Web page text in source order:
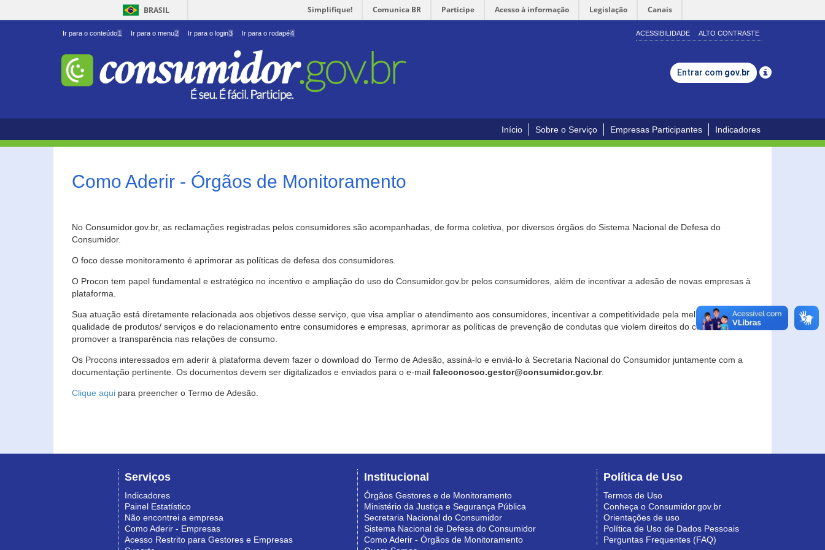
BRASIL Simplifique! Comunica BR Participe Acesso à informação Legislação Canais
Ir para o conteúdo1 Ir para o menu2 Ir para o login3 Ir para o rodapé4 ACESSIBILIDADE ALTO CONTRASTE
Entrar com gov.br
Início Sobre o Serviço Empresas Participantes Indicadores
Como Aderir - Órgãos de Monitoramento
No Consumidor.gov.br, as reclamações registradas pelos consumidores são acompanhadas, de forma coletiva, por diversos órgãos do Sistema Nacional de Defesa do
Consumidor.
O foco desse monitoramento é aprimorar as políticas de defesa dos consumidores.
O Procon tem papel fundamental e estratégico no incentivo e ampliação do uso do Consumidor.gov.br pelos consumidores, além de incentivar a adesão de novas empresas à
plataforma.
Sua atuação está diretamente relacionada aos objetivos desse serviço, que visa ampliar o atendimento aos consumidores, incentivar a competitividade pela melhoria da
qualidade de produtos/ serviços e do relacionamento entre consumidores e empresas, aprimorar as políticas de prevenção de condutas que violem direitos do consumidor e
promover a transparência nas relações de consumo.
Os Procons interessados em aderir à plataforma devem fazer o download do Termo de Adesão, assiná-lo e enviá-lo à Secretaria Nacional do Consumidor juntamente com a
documentação pertinente. Os documentos devem ser digitalizados e enviados para o e-mail faleconosco.gestor@consumidor.gov.br.
Clique aqui para preencher o Termo de Adesão.
Serviços
Indicadores
Painel Estatístico
Não encontrei a empresa
Como Aderir - Empresas
Acesso Restrito para Gestores e Empresas
Institucional
Órgãos Gestores e de Monitoramento
Ministério da Justiça e Segurança Pública
Secretaria Nacional do Consumidor
Sistema Nacional de Defesa do Consumidor
Como Aderir - Órgãos de Monitoramento
Política de Uso
Termos de Uso
Conheça o Consumidor.gov.br
Orientações de uso
Política de Uso de Dados Pessoais
Perguntas Frequentes (FAQ)